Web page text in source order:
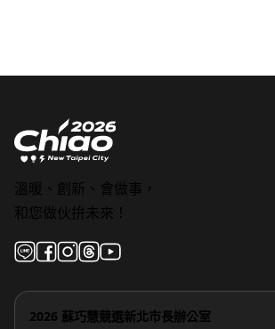
溫暖、創新、會做事，
和您做伙拚未來！
2026 蘇巧慧競選新北市長辦公室